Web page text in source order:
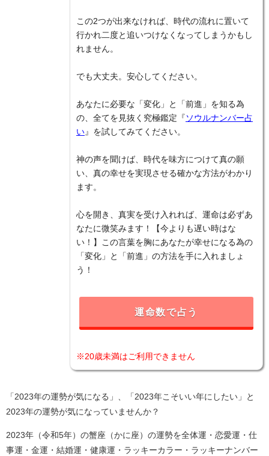
この2つが出来なければ、時代の流れに置いて
行かれ二度と追いつけなくなってしまうかもし
れません。
でも大丈夫。安心してください。
あなたに必要な「変化」と「前進」を知る為
の、全てを見抜く究極鑑定『 ソウルナンバー占
い 』を試してみてください。
神の声を聞けば、時代を味方につけて真の願
い、真の幸せを実現させる確かな方法がわかり
ます。
心を開き、真実を受け入れれば、運命は必ずあ
なたに微笑みます！【今よりも遅い時はな
い！】この言葉を胸にあなたが幸せになる為の
「変化」と「前進」の方法を手に入れましょ
う！
運命数で占う
※20歳未満はご利用できません
「2023年の運勢が気になる」、「2023年こそいい年にしたい」と
2023年の運勢が気になっていませんか？
2023年（令和5年）の蟹座（かに座）の運勢を全体運・恋愛運・仕
事運・金運・結婚運・健康運・ラッキーカラー・ラッキーナンバー